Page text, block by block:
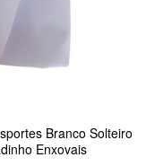
Branco Solteiro
Enxovais